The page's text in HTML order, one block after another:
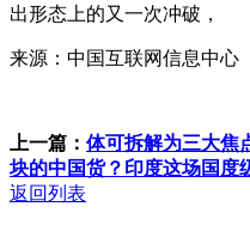
出形态上的又一次冲破，
来源：中国互联网信息中心
上一篇： 体可拆解为三大焦
块的中国货？印度这场国度
返回列表